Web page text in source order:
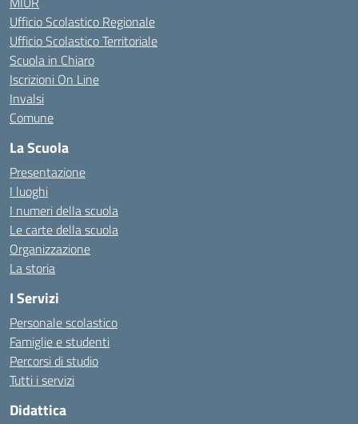
Ufficio Scolastico Regionale
Ufficio Scolastico Territoriale
Scuola in Chiaro
Iscrizioni On Line
Invalsi
Comune
La Scuola
Presentazione
I luoghi
I numeri della scuola
Le carte della scuola
Organizzazione
La storia
I Servizi
Personale scolastico
Famiglie e studenti
Percorsi di studio
Tutti i servizi
Didattica